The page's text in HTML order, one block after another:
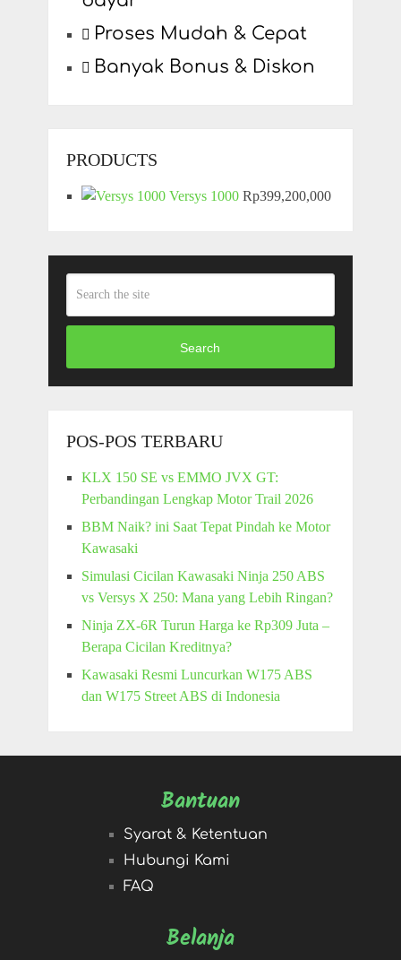
Proses Mudah & Cepat
Banyak Bonus & Diskon
PRODUCTS
Versys 1000 Rp399,200,000
Search
POS-POS TERBARU
KLX 150 SE vs EMMO JVX GT:
Perbandingan Lengkap Motor Trail 2026
BBM Naik? ini Saat Tepat Pindah ke Motor
Kawasaki
Simulasi Cicilan Kawasaki Ninja 250 ABS
vs Versys X 250: Mana yang Lebih Ringan?
Ninja ZX-6R Turun Harga ke Rp309 Juta –
Berapa Cicilan Kreditnya?
Kawasaki Resmi Luncurkan W175 ABS
dan W175 Street ABS di Indonesia
Bantuan
Syarat & Ketentuan
Hubungi Kami
FAQ
Belanja